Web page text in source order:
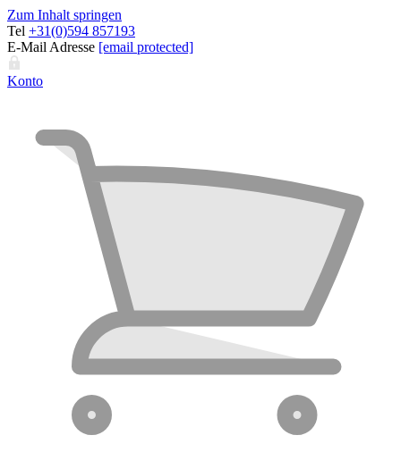
Zum Inhalt springen
Tel +31(0)594 857193
E-Mail Adresse [email protected]
Konto